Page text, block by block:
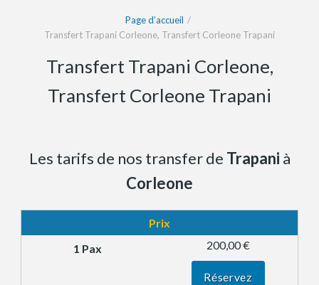
Page d’accueil
Transfert Trapani Corleone, Transfert Corleone Trapani
Transfert Trapani Corleone,
Transfert Corleone Trapani
Les tarifs de nos transfer de Trapani à
Corleone
Prix
200,00 €
Réservez